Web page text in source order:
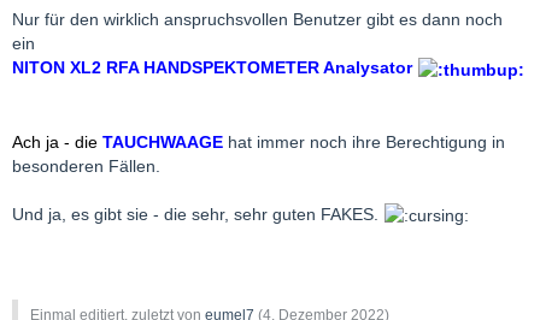
Nur für den wirklich anspruchsvollen Benutzer gibt es dann noch
ein
NITON XL2 RFA HANDSPEKTOMETER Analysator
Ach ja - die TAUCHWAAGE hat immer noch ihre Berechtigung in
besonderen Fällen.
Und ja, es gibt sie - die sehr, sehr guten FAKES.
Einmal editiert, zuletzt von eumel7 (4. Dezember 2022)